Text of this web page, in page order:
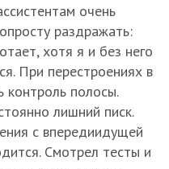
очень
раздражать:
хотя я и без него
При перестроениях в
контроль полосы.
лишний писк.
с впередиидущей
Смотрел тесты и